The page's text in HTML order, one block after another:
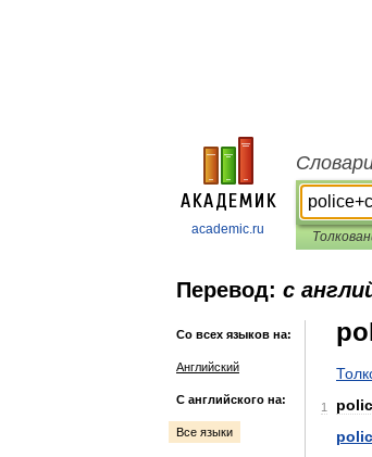
academic.ru
Перевод: с
Со всех языков на:
Английский
С английского на:
Все языки
1